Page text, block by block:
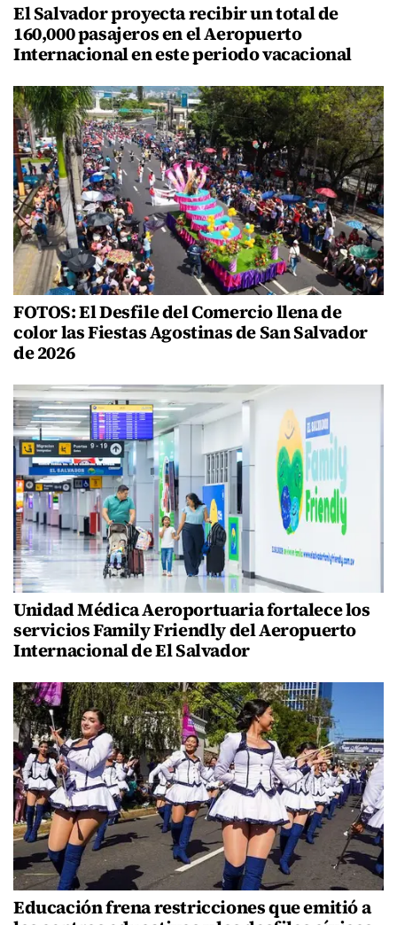
El Salvador proyecta recibir un total de
160,000 pasajeros en el Aeropuerto
Internacional en este periodo vacacional
FOTOS: El Desfile del Comercio llena de
color las Fiestas Agostinas de San Salvador
de 2026
Unidad Médica Aeroportuaria fortalece los
servicios Family Friendly del Aeropuerto
Internacional de El Salvador
Educación frena restricciones que emitió a